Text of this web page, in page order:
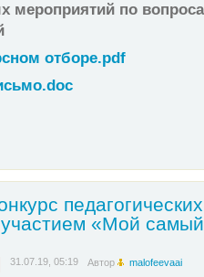
мероприятий по
отборе.pdf
«Мой
31.07.19, 05:19 Автор malofeevaai